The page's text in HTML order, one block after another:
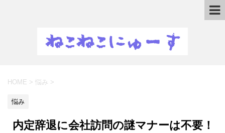
HOME > 悩み >
悩み
内定辞退に会社訪問の謎マナーは不要！